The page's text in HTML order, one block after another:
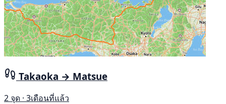
Takaoka → Matsue
2 จุด · 3เดือนที่แล้ว